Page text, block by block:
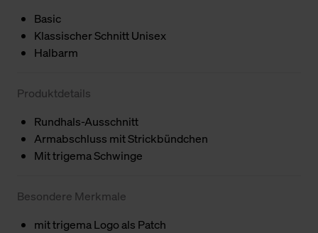
Basic
Klassischer Schnitt Unisex
Halbarm
Produktdetails
Rundhals-Ausschnitt
Armabschluss mit Strickbündchen
Mit trigema Schwinge
Besondere Merkmale
mit trigema Logo als Patch